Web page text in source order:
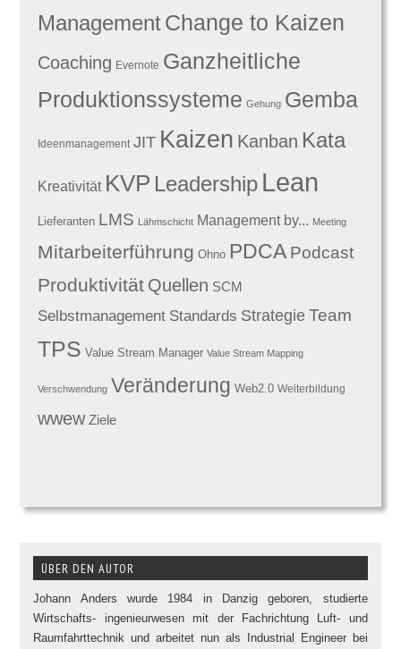
ManagementChange to Kaizen
Coaching Evernote Ganzheitliche
Produktionssysteme Gehung Gemba
Ideenmanagement JIT Kaizen Kanban Kata
Kreativität KVP Leadership Lean
Lieferanten LMS Lähmschicht Management by... Meeting
Mitarbeiterführung Ohno PDCA Podcast
Produktivität Quellen SCM
Selbstmanagement Standards Strategie Team
TPS Value Stream Manager Value Stream Mapping
Verschwendung Veränderung Web2.0 Weiterbildung
wwew Ziele
ÜBER DEN AUTOR
Johann Anders wurde 1984 in Danzig geboren, studierte
Wirtschafts- ingenieurwesen mit der Fachrichtung Luft- und
Raumfahrttechnik und arbeitet nun als Industrial Engineer bei